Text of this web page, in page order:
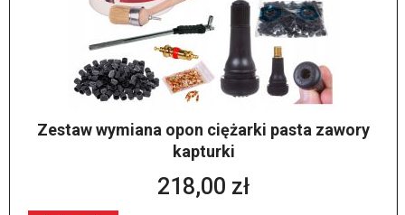
Zestaw wymiana opon ciężarki pasta zawory
kapturki
218,00 zł